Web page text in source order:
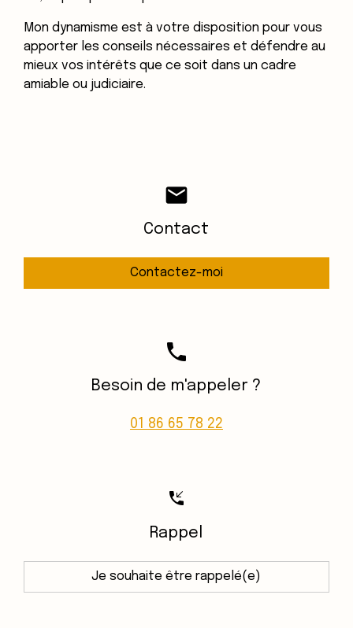
Mon dynamisme est à votre disposition pour vous
apporter les conseils nécessaires et défendre au
mieux vos intérêts que ce soit dans un cadre
amiable ou judiciaire.
mail
Contact
Contactez-moi
phone
Besoin de m'appeler ?
01 86 65 78 22
phone_callback
Rappel
Je souhaite être rappelé(e)